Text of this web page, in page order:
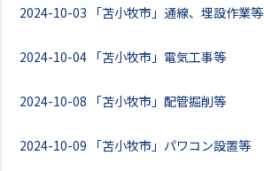
2024-10-03 「苫小牧市」通線、埋設作業等
2024-10-04 「苫小牧市」電気工事等
2024-10-08 「苫小牧市」配管掘削等
2024-10-09 「苫小牧市」パワコン設置等